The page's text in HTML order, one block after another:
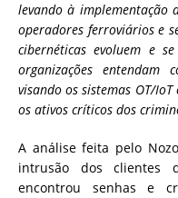
levando à implementação
operadores ferroviários e
cibernéticas evoluem e
organizações
visando os sistemas OT/
os ativos críticos dos
A análise feita pelo
intrusão dos clientes
encontrou senhas e